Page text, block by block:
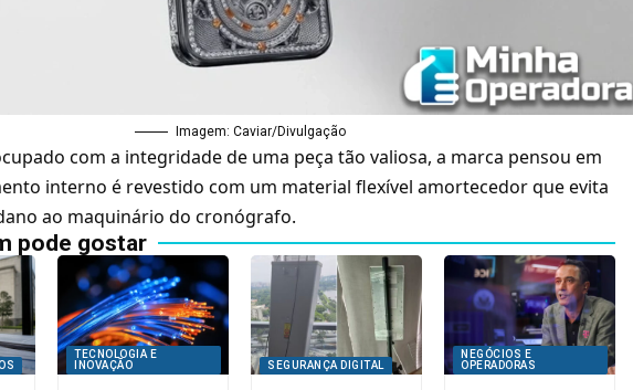
Imagem: Caviar/Divulgação
com a integridade de uma peça tão valiosa, a marca pensou em
interno é revestido com um material flexível amortecedor que evita
ao maquinário do cronógrafo.
pode gostar
TECNOLOGIA E
INOVAÇÃO
SEGURANÇA DIGITAL
NEGÓCIOS E
OPERADORAS